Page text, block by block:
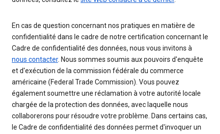
En cas de question concernant nos pratiques en matière de
confidentialité dans le cadre de notre certification concernant le
Cadre de confidentialité des données, nous vous invitons à
nous contacter. Nous sommes soumis aux pouvoirs d'enquête
et d'exécution de la commission fédérale du commerce
américaine (Federal Trade Commission). Vous pouvez
également soumettre une réclamation à votre autorité locale
chargée de la protection des données, avec laquelle nous
collaborerons pour résoudre votre problème. Dans certains cas,
le Cadre de confidentialité des données permet d'invoquer un